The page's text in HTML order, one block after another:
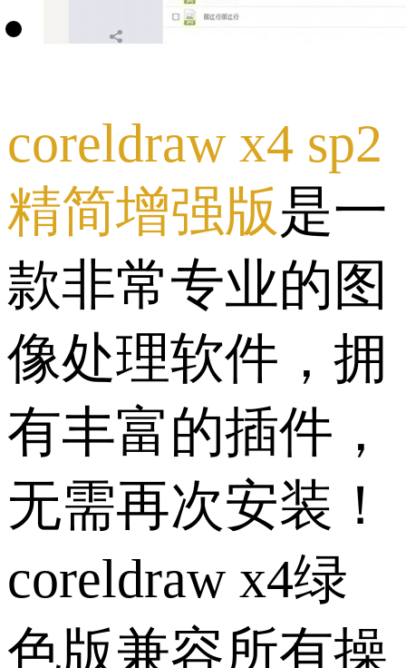
coreldraw x4 sp2
精简增强版是一
款非常专业的图
像处理软件，拥
有丰富的插件，
无需再次安装！
coreldraw x4绿
色版兼容所有操